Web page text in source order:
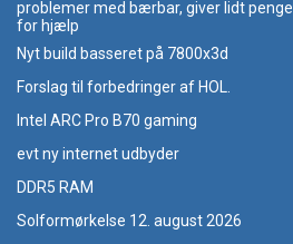
problemer med bærbar, giver lidt penge
for hjælp
Nyt build basseret på 7800x3d
Forslag til forbedringer af HOL.
Intel ARC Pro B70 gaming
evt ny internet udbyder
DDR5 RAM
Solformørkelse 12. august 2026